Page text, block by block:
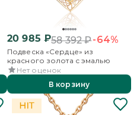
20 985 ₽58 392₽-64%
Подвеска «Сердце» из
красного золота с эмалью
Нет оценок
В корзину